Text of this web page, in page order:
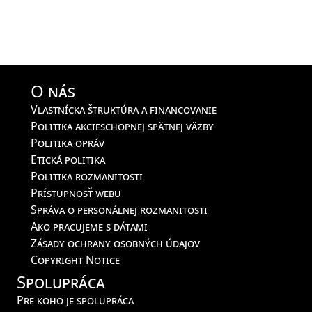
O nás
Vlastnícka štruktúra a financovanie
Politika akcieschopnej spätnej väzby
Politika opráv
Etická politika
Politika rozmanitosti
Prístupnosť webu
Správa o personálnej rozmanitosti
Ako pracujeme s dátami
Zásady ochrany osobných údajov
Copyright Notice
Spolupráca
Pre koho je spolupráca